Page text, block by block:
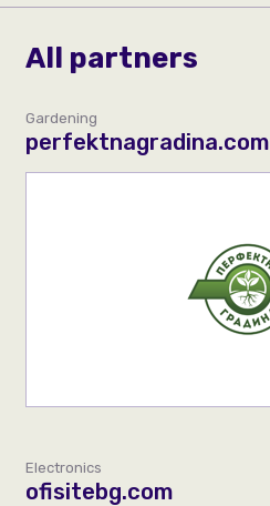
All partners
Gardening
perfektnagradina.com
Electronics
ofisitebg.com